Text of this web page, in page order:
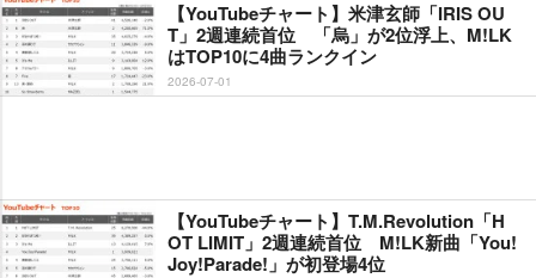
【YouTubeチャート】米津玄師「IRIS OU
T」2週連続首位 「烏」が2位浮上、M!LK
はTOP10に4曲ランクイン
2026-07-01
【YouTubeチャート】T.M.Revolution「H
OT LIMIT」2週連続首位 M!LK新曲「You!
Joy!Parade!」が初登場4位